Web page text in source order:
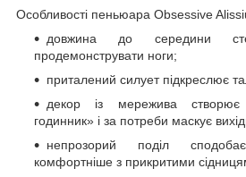
Особливості пеньюара Obsessive
довжина до середини
продемонструвати ноги;
приталений силует підкреслює
декор із мережива створює
годинник» і за потреби маскує
непрозорий поділ
комфортніше з прикритими